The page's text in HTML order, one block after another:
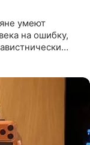
умеют
на ошибку,